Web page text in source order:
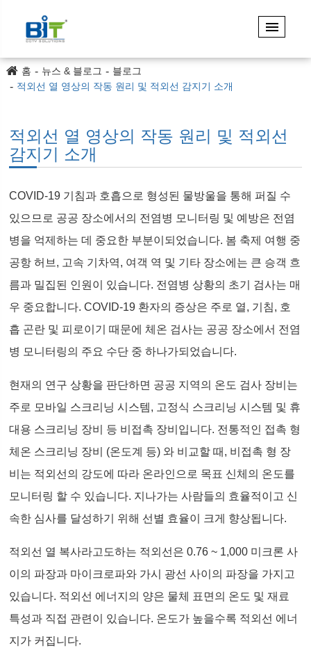
홈 뉴스 & 블로그
블로그
적외선 열 영상의 작동 원리 및 적외선 감지기 소개
적외선 열 영상의 작동 원리 및 적외선
감지기 소개
COVID-19 기침과 호흡으로 형성된 물방울을 통해 퍼질 수
있으므로 공공 장소에서의 전염병 모니터링 및 예방은 전염
병을 억제하는 데 중요한 부분이되었습니다. 봄 축제 여행 중
공항 허브, 고속 기차역, 여객 역 및 기타 장소에는 큰 승객 흐
름과 밀집된 인원이 있습니다. 전염병 상황의 초기 검사는 매
우 중요합니다. COVID-19 환자의 증상은 주로 열, 기침, 호
흡 곤란 및 피로이기 때문에 체온 검사는 공공 장소에서 전염
병 모니터링의 주요 수단 중 하나가되었습니다.
현재의 연구 상황을 판단하면 공공 지역의 온도 검사 장비는
주로 모바일 스크리닝 시스템, 고정식 스크리닝 시스템 및 휴
대용 스크리닝 장비 등 비접촉 장비입니다. 전통적인 접촉 형
체온 스크리닝 장비 (온도계 등) 와 비교할 때, 비접촉 형 장
비는 적외선의 강도에 따라 온라인으로 목표 신체의 온도를
모니터링 할 수 있습니다. 지나가는 사람들의 효율적이고 신
속한 심사를 달성하기 위해 선별 효율이 크게 향상됩니다.
적외선 열 복사라고도하는 적외선은 0.76 ~ 1,000 미크론 사
이의 파장과 마이크로파와 가시 광선 사이의 파장을 가지고
있습니다. 적외선 에너지의 양은 물체 표면의 온도 및 재료
특성과 직접 관련이 있습니다. 온도가 높을수록 적외선 에너
지가 커집니다.